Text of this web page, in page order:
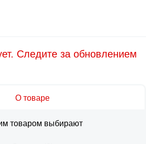
Следите за обновлением
О товаре
товаром выбирают